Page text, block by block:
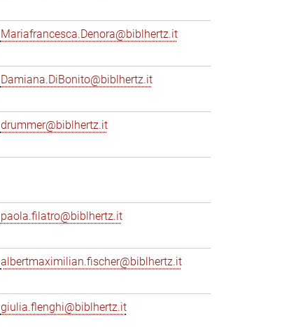
Mariafrancesca.Denora@biblhertz.it
Damiana.DiBonito@biblhertz.it
drummer@biblhertz.it
paola.filatro@biblhertz.it
albertmaximilian.fischer@biblhertz.it
giulia.flenghi@biblhertz.it